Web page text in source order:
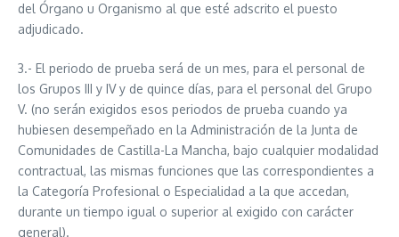
del Órgano u Organismo al que esté adscrito el puesto
adjudicado.
3.- El periodo de prueba será de un mes, para el personal de
los Grupos III y IV y de quince días, para el personal del Grupo
V. (no serán exigidos esos periodos de prueba cuando ya
hubiesen desempeñado en la Administración de la Junta de
Comunidades de Castilla-La Mancha, bajo cualquier modalidad
contractual, las mismas funciones que las correspondientes a
la Categoría Profesional o Especialidad a la que accedan,
durante un tiempo igual o superior al exigido con carácter
general).